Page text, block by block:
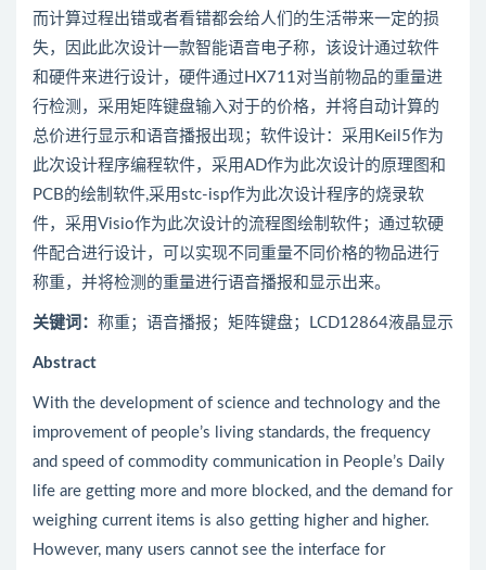
而计算过程出错或者看错都会给人们的生活带来一定的损
失，因此此次设计一款智能语音电子称，该设计通过软件
和硬件来进行设计，硬件通过HX711对当前物品的重量进
行检测，采用矩阵键盘输入对于的价格，并将自动计算的
总价进行显示和语音播报出现；软件设计：采用Keil5作为
此次设计程序编程软件，采用AD作为此次设计的原理图和
PCB的绘制软件,采用stc-isp作为此次设计程序的烧录软
件，采用Visio作为此次设计的流程图绘制软件；通过软硬
件配合进行设计，可以实现不同重量不同价格的物品进行
称重，并将检测的重量进行语音播报和显示出来。
关键词： 称重；语音播报；矩阵键盘；LCD12864液晶显示
Abstract
With the development of science and technology and the
improvement of people’s living standards, the frequency
and speed of commodity communication in People’s Daily
life are getting more and more blocked, and the demand for
weighing current items is also getting higher and higher.
However, many users cannot see the interface for